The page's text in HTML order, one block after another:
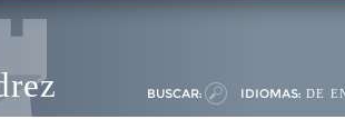
BUSCAR: IDIOMAS: DE